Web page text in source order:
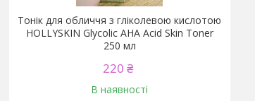
Тонік для обличчя з гліколевою кислотою
HOLLYSKIN Glycolic AHA Acid Skin Toner
250 мл
220 ₴
В наявності